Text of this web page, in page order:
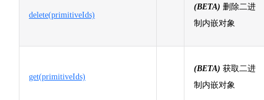
delete(primitiveIds)
(BETA) 删除二进
制内嵌对象
get(primitiveIds)
(BETA) 获取二进
制内嵌对象